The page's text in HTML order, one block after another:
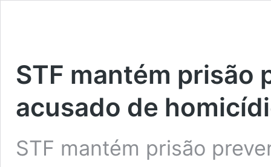
STF mantém prisão
acusado de
STF mantém prisão